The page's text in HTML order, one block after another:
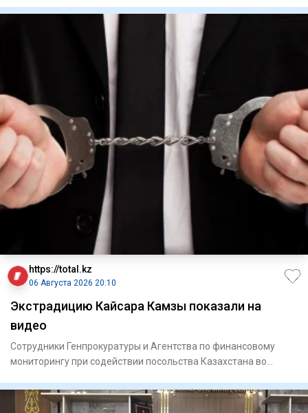
https://total.kz
06 Августа 2026 20:10
Экстрадицию Кайсара Камзы показали на
видео
Сотрудники Генпрокуратуры и Агентства по финансовому
мониторингу при содействии посольства Казахстана во